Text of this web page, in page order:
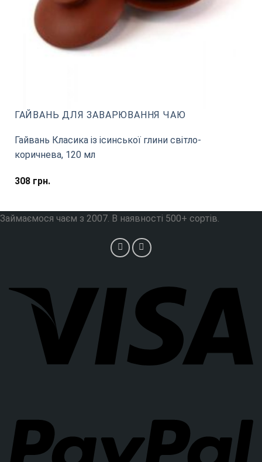
ГАЙВАНЬ ДЛЯ ЗАВАРЮВАННЯ ЧАЮ
Гайвань Класика із ісинської глини світло-
коричнева, 120 мл
308грн.
Займаємося чаєм з 2007. В наявності 500+ сортів.